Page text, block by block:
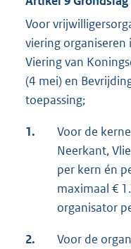
Voor
viering
Viering van
(4 mei) en
toepassing;
1.
Voor de
Neerkant,
per kern én
maximaal €
organisator
2.
Voor de